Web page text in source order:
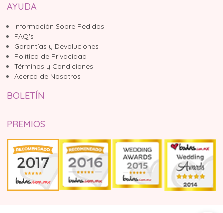
AYUDA
Información Sobre Pedidos
FAQ's
Garantías y Devoluciones
Política de Privacidad
Términos y Condiciones
Acerca de Nosotros
BOLETÍN
PREMIOS